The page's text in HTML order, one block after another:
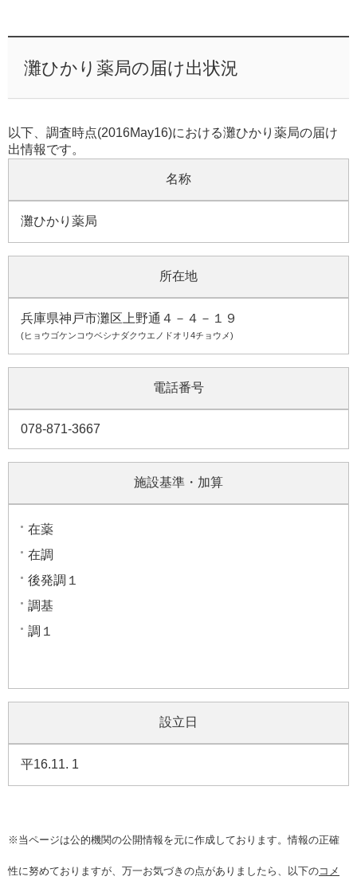
灘ひかり薬局の届け出状況
以下、調査時点(2016May16)における灘ひかり薬局の届け
出情報です。
名称
灘ひかり薬局
所在地
兵庫県神戸市灘区上野通４－４－１９
(ヒョウゴケンコウベシナダクウエノドオリ4チョウメ)
電話番号
078-871-3667
施設基準・加算
在薬
在調
後発調１
調基
調１
設立日
平16.11. 1
※当ページは公的機関の公開情報を元に作成しております。情報の正確
性に努めておりますが、万一お気づきの点がありましたら、以下のコメ